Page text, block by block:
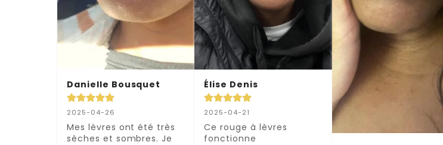
Danielle Bousquet
2025-04-26
Mes lèvres ont été très
sèches et sombres. Je
Élise Denis
2025-04-21
Ce rouge à lèvres
fonctionne